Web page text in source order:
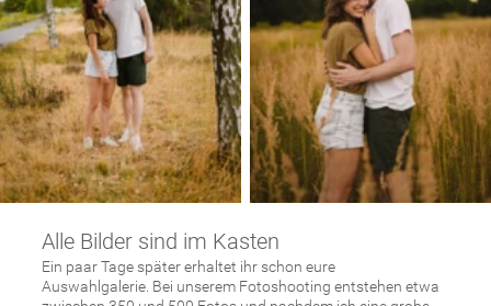
„Wir sind so glücklich über unsere
Familienbilder.
Sie sind wirklich wunderschön, genau nach
unseren Vorstellungen.
Chrissy ist eine tolle Fotografin, die Ihren Job
versteht und mit viel Liebe zum Detail dabei ist.
Sie half uns sehr während des Shootings und
gab uns Tipps für die perfekten
Schnappschüsse.
Danke, dass Du für uns diesen Moment per
Kamera, für die Ewigkeit eingefangen hast :).“
Einblick in ein Fotoshooting